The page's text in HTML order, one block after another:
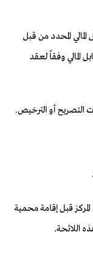
المحدد من قبل
المالي وفقاً لعقد
قبل إقامة محمية
اللائحة.